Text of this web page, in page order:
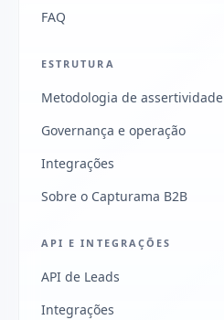
FAQ
ESTRUTURA
Metodologia de assertividade
Governança e operação
Integrações
Sobre o Capturama B2B
API E INTEGRAÇÕES
API de Leads
Integrações